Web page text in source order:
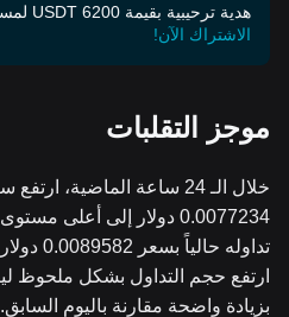
هدية ترحيبية بقيمة 6200 USDT لمستخدمي Bitget الجُدد!
الاشتراك الآن!
موجز التقلبات
بزيادة واضحة مقارنة باليوم السابق.